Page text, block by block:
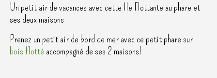
Un petit air de vacances avec cette Ile Flottante au phare et
ses deux maisons
Prenez un petit air de bord de mer avec ce petit phare sur
bois flotté accompagné de ses 2 maisons!